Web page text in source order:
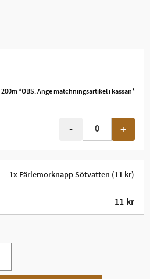
*OBS. Ange matchningsartikel i kassan*
+
-
1x Pärlemorknapp Sötvatten (11 kr)
11 kr